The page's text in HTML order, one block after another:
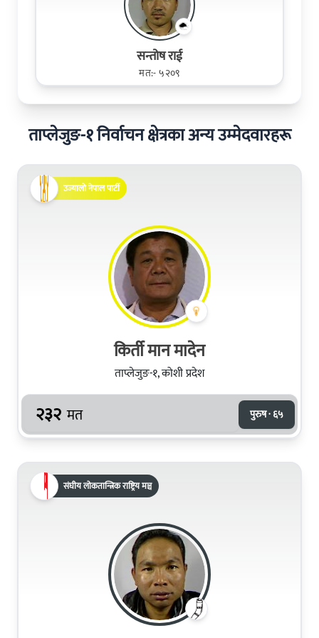
सन्तोष राई
मत:- ५२०९
ताप्लेजुङ-१ निर्वाचन क्षेत्रका अन्य उम्मेदवारहरू
उज्यालो नेपाल पार्टी
किर्ती मान मादेन
ताप्लेजुङ-१, कोशी प्रदेश
२३२ मत पुरुष · ६५
संघीय लोकतान्त्रिक राष्ट्रिय मञ्च